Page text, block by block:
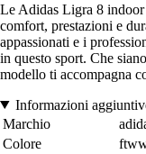
Le Adidas Ligra 8
comfort, prestazioni e
appassionati e i
in questo sport. Che
modello ti accompagna
Informazioni
Marchio
Colore